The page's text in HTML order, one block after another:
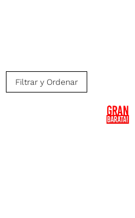
Filtrar y Ordenar